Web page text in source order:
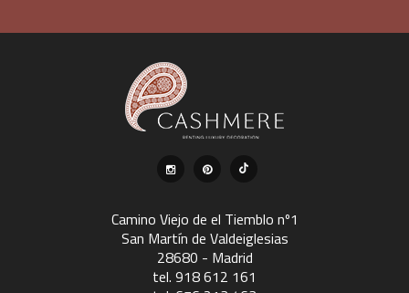
Camino Viejo de el Tiemblo nº1
San Martín de Valdeiglesias
28680 - Madrid
tel. 918 612 161